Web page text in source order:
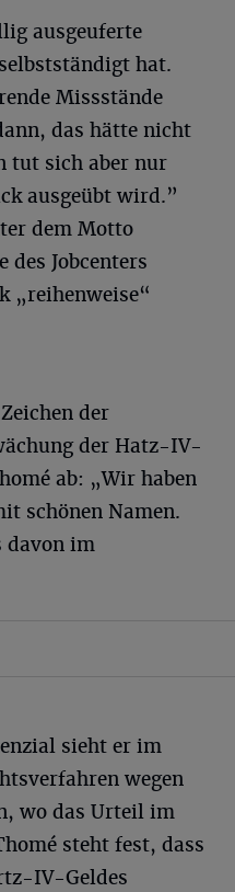
ausgeuferte
hat.
Missstände
das hätte nicht
tut sich aber nur
ausgeübt wird.”
dem Motto
des Jobcenters
„reihenweise“
der
der Hatz-IV-
ab: „Wir haben
schönen Namen.
davon im
sieht er im
wegen
wo das Urteil im
steht fest, dass
IV-Geldes